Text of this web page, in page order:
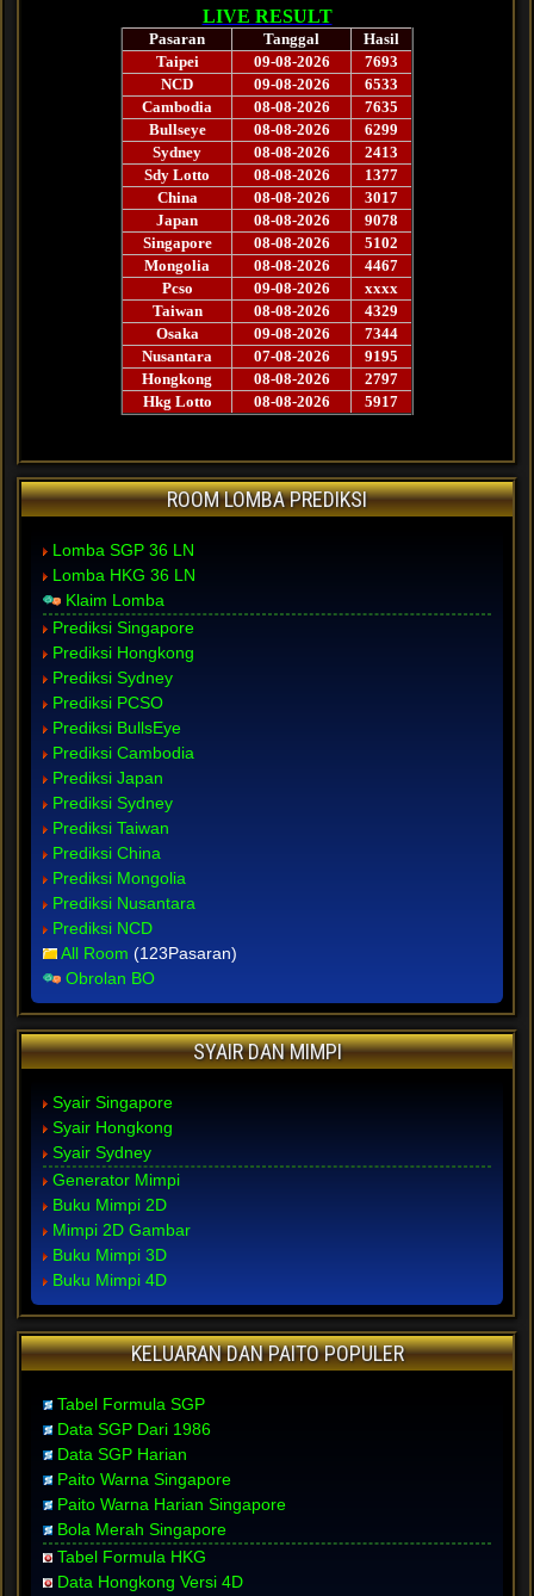
ROOM LOMBA PREDIKSI
Lomba SGP 36 LN
Lomba HKG 36 LN
Klaim Lomba
Prediksi Singapore
Prediksi Hongkong
Prediksi Sydney
Prediksi PCSO
Prediksi BullsEye
Prediksi Cambodia
Prediksi Japan
Prediksi Sydney
Prediksi Taiwan
Prediksi China
Prediksi Mongolia
Prediksi Nusantara
Prediksi NCD
All Room (123Pasaran)
Obrolan BO
SYAIR DAN MIMPI
Syair Singapore
Syair Hongkong
Syair Sydney
Generator Mimpi
Buku Mimpi 2D
Mimpi 2D Gambar
Buku Mimpi 3D
Buku Mimpi 4D
KELUARAN DAN PAITO POPULER
Tabel Formula SGP
Data SGP Dari 1986
Data SGP Harian
Paito Warna Singapore
Paito Warna Harian Singapore
Bola Merah Singapore
Tabel Formula HKG
Data Hongkong Versi 4D